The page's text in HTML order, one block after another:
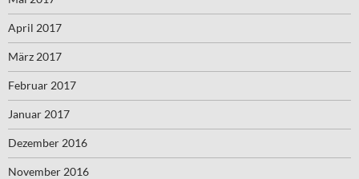
April 2017
März 2017
Februar 2017
Januar 2017
Dezember 2016
November 2016